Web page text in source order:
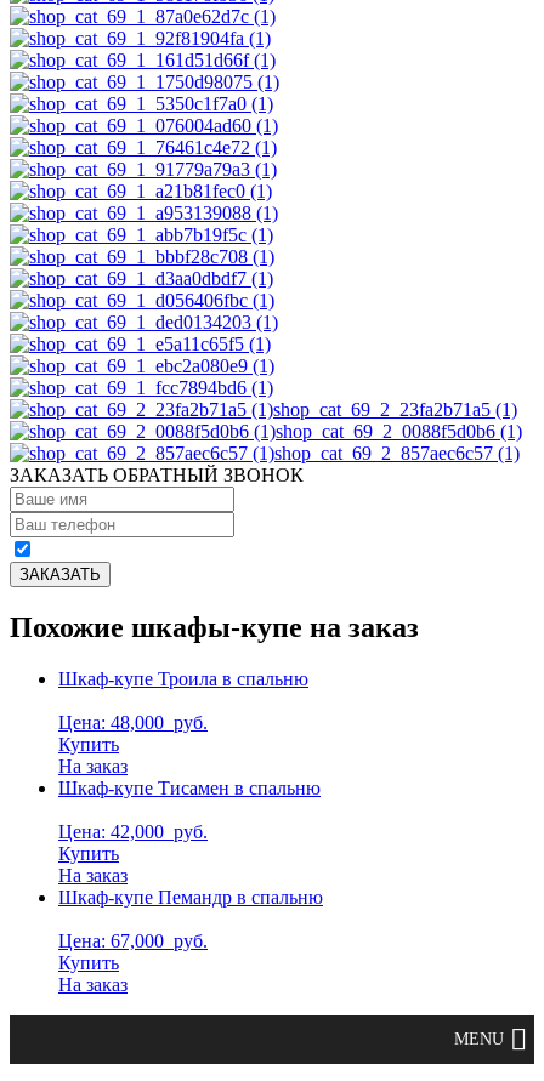
shop_cat_69_2_23fa2b71a5 (1)
shop_cat_69_2_0088f5d0b6 (1)
shop_cat_69_2_857aec6c57 (1)
ЗАКАЗАТЬ ОБРАТНЫЙ ЗВОНОК
Похожие шкафы-купе на заказ
Шкаф-купе Троила в спальню
Цена: 48,000 руб.
Купить
На заказ
Шкаф-купе Тисамен в спальню
Цена: 42,000 руб.
Купить
На заказ
Шкаф-купе Пемандр в спальню
Цена: 67,000 руб.
Купить
На заказ